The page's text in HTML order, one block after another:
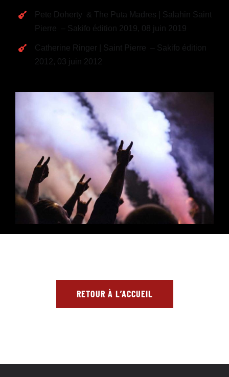
Pete Doherty & The Puta Madres | Salahin Saint
Pierre – Sakifo édition 2019, 08 juin 2019
Catherine Ringer | Saint Pierre – Sakifo édition
2012, 03 juin 2012
RETOUR À L’ACCUEIL